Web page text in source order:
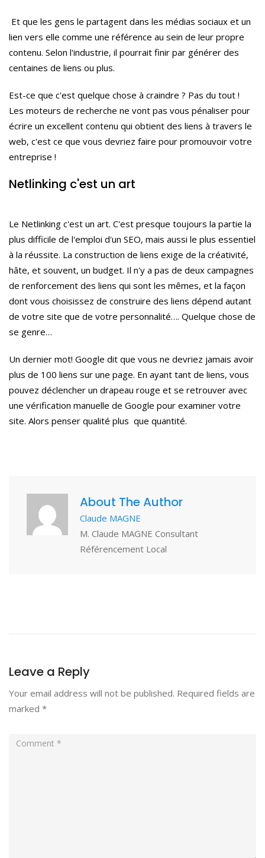
Et que les gens le partagent dans les médias sociaux et un
lien vers elle comme une référence au sein de leur propre
contenu. Selon l'industrie, il pourrait finir par générer des
centaines de liens ou plus.
Est-ce que c'est quelque chose à craindre ? Pas du tout !
Les moteurs de recherche ne vont pas vous pénaliser pour
écrire un excellent contenu qui obtient des liens à travers le
web, c'est ce que vous devriez faire pour promouvoir votre
entreprise !
Netlinking c'est un art
Le Netlinking c'est un art. C'est presque toujours la partie la
plus difficile de l'emploi d'un SEO, mais aussi le plus essentiel
à la réussite. La construction de liens exige de la créativité,
hâte, et souvent, un budget. Il n'y a pas de deux campagnes
de renforcement des liens qui sont les mêmes, et la façon
dont vous choisissez de construire des liens dépend autant
de votre site que de votre personnalité…. Quelque chose de
se genre…
Un dernier mot! Google dit que vous ne devriez jamais avoir
plus de 100 liens sur une page. En ayant tant de liens, vous
pouvez déclencher un drapeau rouge et se retrouver avec
une vérification manuelle de Google pour examiner votre
site. Alors penser qualité plus que quantité.
About The Author
Claude MAGNE
M. Claude MAGNE Consultant
Référencement Local
Leave a Reply
Your email address will not be published. Required fields are
marked *